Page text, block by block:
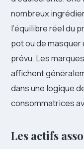
nombreux
l’équilibre réel du
pot ou de
prévu. Les
affichent
dans une logique
consommatrices
Les actifs